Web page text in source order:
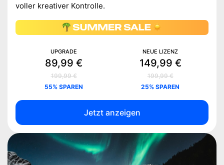
voller kreativer Kontrolle.
UPGRADE
89,99 €
199,99 €
55% SPAREN
NEUE LIZENZ
149,99 €
199,99 €
25% SPAREN
Jetzt anzeigen